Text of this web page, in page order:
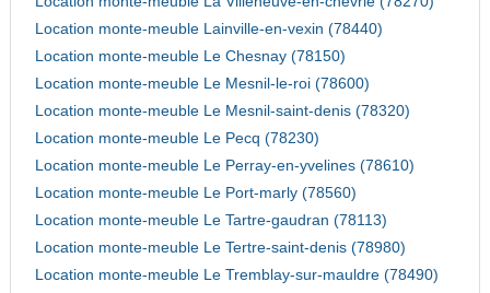
Location monte-meuble Lainville-en-vexin (78440)
Location monte-meuble Le Chesnay (78150)
Location monte-meuble Le Mesnil-le-roi (78600)
Location monte-meuble Le Mesnil-saint-denis (78320)
Location monte-meuble Le Pecq (78230)
Location monte-meuble Le Perray-en-yvelines (78610)
Location monte-meuble Le Port-marly (78560)
Location monte-meuble Le Tartre-gaudran (78113)
Location monte-meuble Le Tertre-saint-denis (78980)
Location monte-meuble Le Tremblay-sur-mauldre (78490)